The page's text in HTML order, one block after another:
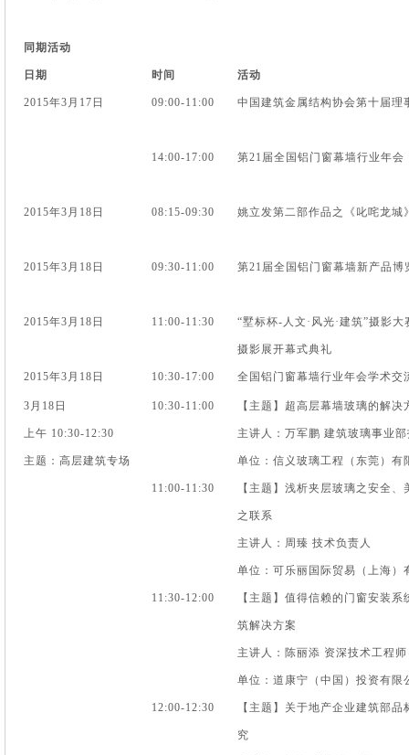
同期活动
日期 时间 活动
2015年3月17日 09:00-11:00 中国建筑金属结构协会第十届理
14:00-17:00 第21届全国铝门窗幕墙行业年会
2015年3月18日 08:15-09:30 姚立发第二部作品之《叱咤龙城
2015年3月18日 09:30-11:00 第21届全国铝门窗幕墙新产品博
2015年3月18日 11:00-11:30 “墅标杯-人文·风光·建筑”摄影
摄影展开幕式典礼
2015年3月18日 10:30-17:00 全国铝门窗幕墙行业年会学术交
3月18日
上午 10:30-12:30
主题：高层建筑专场
10:30-11:00 【主题】超高层幕墙玻璃的解决
主讲人：万军鹏 建筑玻璃事业
单位：信义玻璃工程（东莞）有
11:00-11:30 【主题】浅析夹层玻璃之安全
之联系
主讲人：周臻 技术负责人
单位：可乐丽国际贸易（上海）
11:30-12:00 【主题】值得信赖的门窗安装
筑解决方案
主讲人：陈丽添 资深技术工程师
单位：道康宁（中国）投资有限
12:00-12:30 【主题】关于地产企业建筑部
究